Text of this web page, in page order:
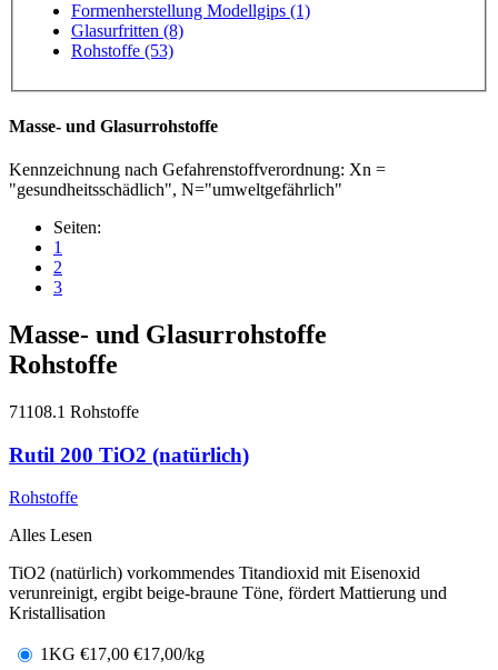
Formenherstellung Modellgips (1)
Glasurfritten (8)
Rohstoffe (53)
Masse- und Glasurrohstoffe
Kennzeichnung nach Gefahrenstoffverordnung: Xn =
"gesundheitsschädlich", N="umweltgefährlich"
Seiten:
1
2
3
Masse- und Glasurrohstoffe
Rohstoffe
71108.1 Rohstoffe
Rutil 200 TiO2 (natürlich)
Rohstoffe
Alles Lesen
TiO2 (natürlich) vorkommendes Titandioxid mit Eisenoxid
verunreinigt, ergibt beige-braune Töne, fördert Mattierung und
Kristallisation
1KG €17,00 €17,00/kg